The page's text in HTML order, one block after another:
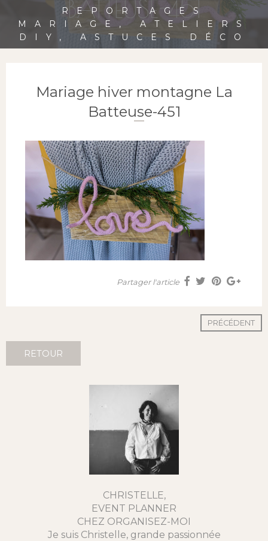
BATTEUSE-451
REPORTAGES
MARIAGE, ATELIERS
DIY, ASTUCES DÉCO
Mariage hiver montagne La
Batteuse-451
Partager l'article
PRÉCÉDENT
RETOUR
CHRISTELLE,
EVENT PLANNER
CHEZ ORGANISEZ-MOI
Je suis Christelle, grande passionnée